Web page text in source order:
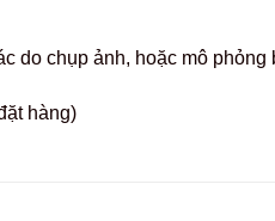
do chụp ảnh, hoặc mô phỏng
hàng)